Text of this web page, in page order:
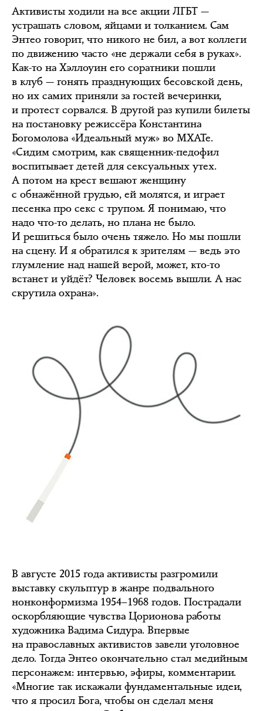
Активисты ходили на все акции ЛГБТ —
устрашать словом, яйцами и толканием. Сам
Энтео говорит, что никого не бил, а вот коллеги
по движению часто «не держали себя в руках».
Как-то на Хэллоуин его соратники пошли
в клуб — гонять празднующих бесовской день,
но их самих приняли за гостей вечеринки,
и протест сорвался. В другой раз купили билеты
на постановку режиссёра Константина
Богомолова «Идеальный муж» во МХАТе.
«Сидим смотрим, как священник-педофил
воспитывает детей для сексуальных утех.
А потом на крест вешают женщину
с обнажённой грудью, ей молятся, и играет
песенка про секс с трупом. Я понимаю, что
надо что-то делать, но плана не было.
И решиться было очень тяжело. Но мы пошли
на сцену. И я обратился к зрителям — ведь это
глумление над нашей верой, может, кто-то
встанет и уйдёт? Человек восемь вышли. А нас
скрутила охрана».
В августе 2015 года активисты разгромили
выставку скульптур в жанре подвального
нонконформизма 1954–1968 годов. Пострадали
оскорбляющие чувства Цорионова работы
художника Вадима Сидура. Впервые
на православных активистов завели уголовное
дело. Тогда Энтео окончательно стал медийным
персонажем: интервью, эфиры, комментарии.
«Многие так искажали фундаментальные идеи,
что я просил Бога, чтобы он сделал меня